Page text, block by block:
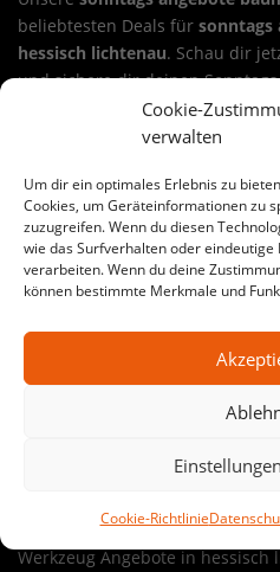
Cookie-
verwalten
Um dir ein optimales Erlebnis zu
Cookies, um Geräteinformationen zu
zuzugreifen. Wenn du diesen
wie das Surfverhalten oder eindeutige
verarbeiten. Wenn du deine
können bestimmte Merkmale und
Cookie-Richtlinie
beliebtesten Deals für sonntags
hessisch lichtenau. Schau dir
und sichere dir deinen
Sichere dir ein Angebot aus
baumarkt in hessisch lichtenau
Wähle deinen Deal, lege ihn in
24-Stunden-Aktion. Viele
Renovierung, Haus & Garten,
sonntags angebote baumarkt
Warengruppe variieren – von
Große Auswahl an sonntags
in hessisch lichtenau
Auf SonntagsDeal findest du
. Egal ob Heimwerker-
Sonntags-Schnäppchen.
Werkzeug Angebote in hessisch